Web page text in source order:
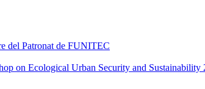
del Patronat de FUNITEC
on Ecological Urban Security and Sustainability